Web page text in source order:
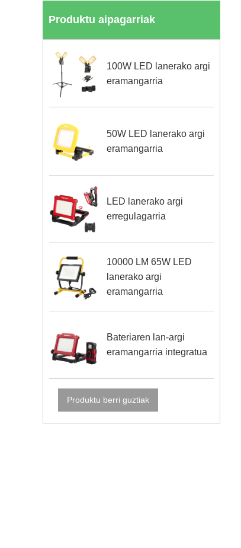
Produktu aipagarriak
100W LED lanerako argi
eramangarria
50W LED lanerako argi
eramangarria
LED lanerako argi
erregulagarria
10000 LM 65W LED
lanerako argi
eramangarria
Bateriaren lan-argi
eramangarria integratua
Produktu berri guztiak